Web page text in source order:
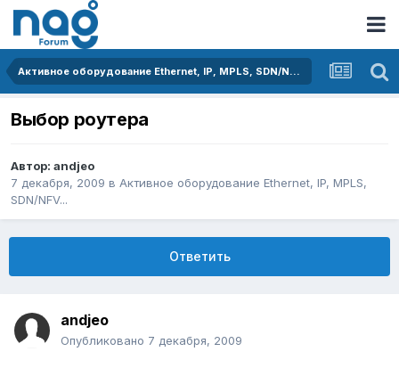
Активное оборудование Ethernet, IP, MPLS, SDN/NFV...
Выбор роутера
Автор: andjeo
7 декабря, 2009 в Активное оборудование Ethernet, IP, MPLS,
SDN/NFV...
Ответить
andjeo
Опубликовано 7 декабря, 2009